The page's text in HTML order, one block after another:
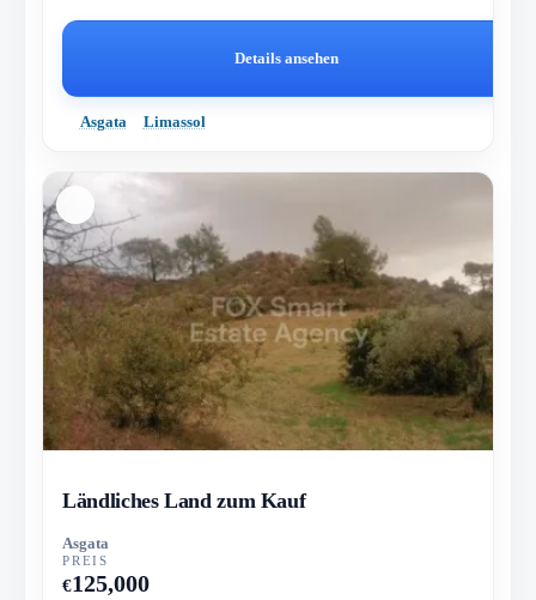
Details ansehen
Asgata Limassol
Ländliches Land zum Kauf
Asgata
PREIS
€125,000